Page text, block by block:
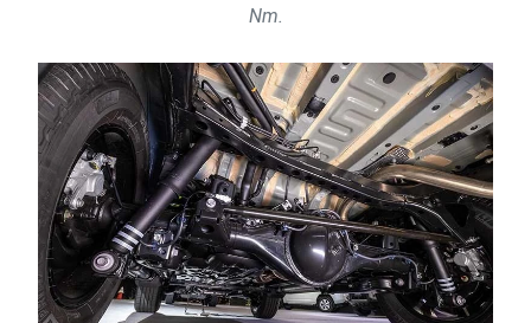
Nm.